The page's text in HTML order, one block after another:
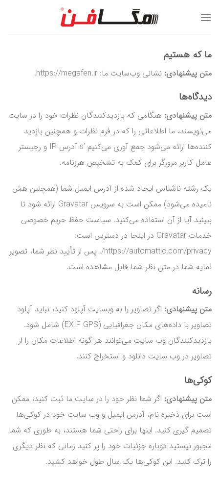
ما که هستیم
متن پیشنهادی: نشانی وب‌سایت ما: https://megafen.ir.
دیدگاه‌ها
متن پیشنهادی: هنگامی که بازدیدکنندگان نظرات خود را در سایت
می‌نویسند، ما اطلاعاتی را که در فرم نظرات و همچنین بازدید
کننده‌ها ارائه می‌شود جمع آوری می‌کنیم ’s آدرس IP و رجیستر
عامل کاربر مرورگر برای کمک به تشخیص هرزنامه.
یک رشته ناشناس ایجاد شده از آدرس ایمیل شما (همچنین هش
نامیده می‌شود) ممکن است به سرویس Gravatar ارائه شود تا
ببینید آیا از آن استفاده می‌کنید. سیاست حفظ حریم خصوصی
خدمات Gravatar در اینجا در دسترس است:
https://automattic.com/privacy/. پس از تأیید نظر شما، تصویر
نمایه شما در متن نظر شما قابل مشاهده است.
رسانه
متن پیشنهادی: اگر تصاویر را به وبسایت آپلود کنید، نباید آپلود
تصاویر با داده‌های مکان جغرافیایی (EXIF GPS) شامل شود.
بازدیدکنندگان وب سایت می‌توانند هر گونه اطلاعات مکان را از
تصاویر در وب سایت دانلود و استخراج کنند.
کوکی‌ها
متن پیشنهادی: اگر شما نظر خود را در سایت ما ثبت کنید، ممکن
است برای ذخیره نام، آدرس ایمیل و وب سایت خود در کوکی‌ها
تصمیم گیری کنید. اینها برای راحتی شما هستند، به طوری که شما
مجبور نیستید دوباره جزئیات خود را پر کنید زمانی که نظر دیگری
را ترک کنید. این کوکی‌ها یک سال طول خواهد کشید.